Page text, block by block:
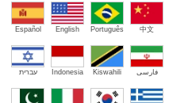
Español English Português 中文
עברית Indonesia Kiswahili فارسی